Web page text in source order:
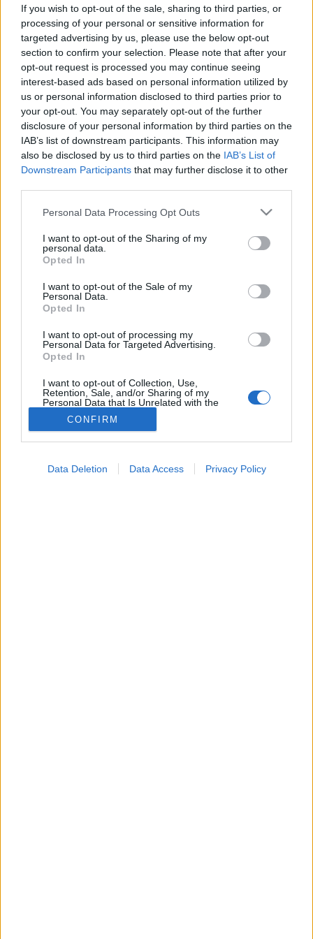
If you wish to opt-out of the sale, sharing to third parties, or
processing of your personal or sensitive information for
targeted advertising by us, please use the below opt-out
section to confirm your selection. Please note that after your
opt-out request is processed you may continue seeing
interest-based ads based on personal information utilized by
us or personal information disclosed to third parties prior to
your opt-out. You may separately opt-out of the further
disclosure of your personal information by third parties on the
IAB’s list of downstream participants. This information may
also be disclosed by us to third parties on the IAB’s List of
Downstream Participants that may further disclose it to other
Please note that this website/app uses one or more Google
not limited to your visit or usage behaviour. You may click to
grant or deny consent to Google and its third-party tags to
use your data for below specified purposes in below Google
consent section.
Personal Data Processing Opt Outs
I want to opt-out of the Sharing of my
personal data.
Opted In
I want to opt-out of the Sale of my
Personal Data.
Opted In
I want to opt-out of processing my
Personal Data for Targeted Advertising.
Opted In
I want to opt-out of Collection, Use,
Retention, Sale, and/or Sharing of my
Personal Data that Is Unrelated with the
Purposes for which it was collected.
Opted Out
CONFIRM
Data Deletion Data Access Privacy Policy
#allergia#influenza#cukorbetegség
#orvosmeteorológia#vérnyomás#stroke#rákbetegség
#pajzsmirigy#reflux#ekcéma#herpesz
Regisztráció
Betegségek
Megelőzhető-e a koszorúér-betegség?
Ezt mondják az orvosok
Megelőzhető-e a koszorúér-
betegség? Ezt mondják az orvosok